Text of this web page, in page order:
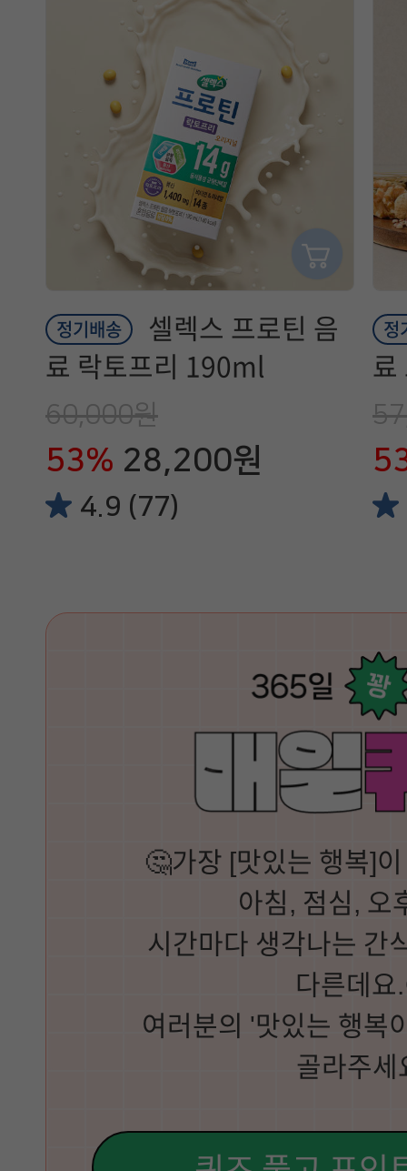
정기배송
료 락토프리 190ml
60,000원
53% 28,200원
4.9 (77)
정
료
🤔가장 [맛있는 행복]
아침, 점심, 오
시간마다 생각나는 간
다른데요
여러분의 '맛있는 행복
골라주세